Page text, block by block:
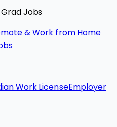
Jobs
& Work from Home
Work LicenseEmployer